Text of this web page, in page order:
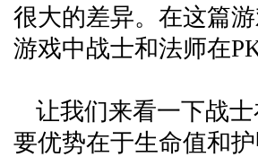
很大的差异。在这篇
游戏中战士和法师在
让我们来看一下战
要优势在于生命值和